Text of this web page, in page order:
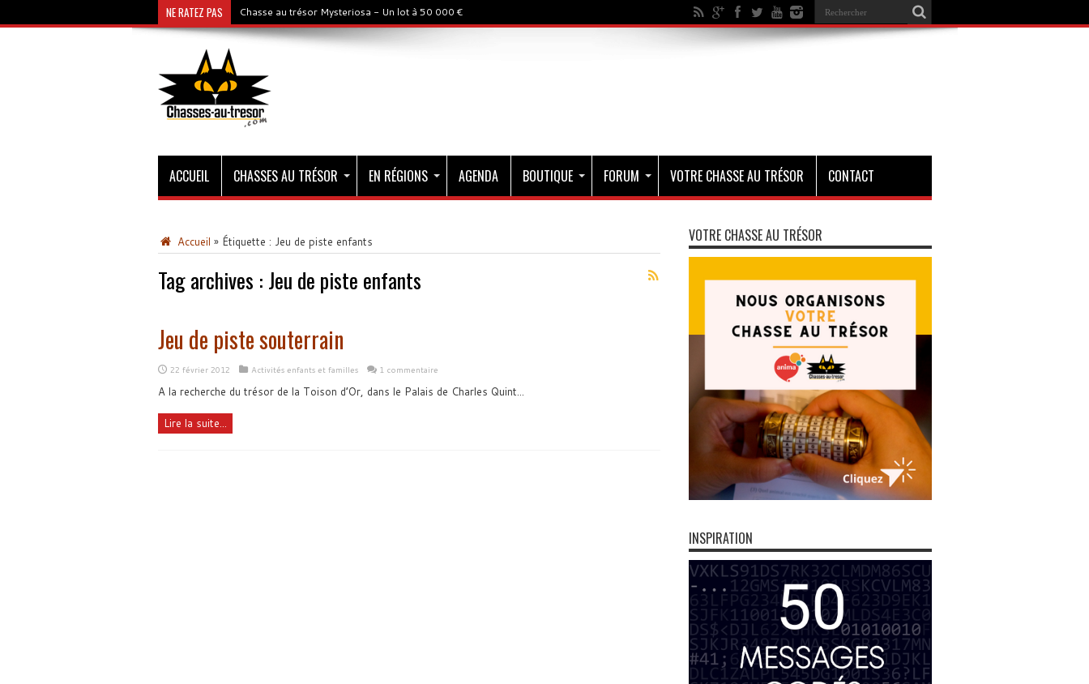
NE RATEZ PAS Chasse au trésor Mysteriosa - Un lot à 50 000 €
ACCUEIL CHASSES AU TRÉSOR EN RÉGIONS AGENDA BOUTIQUE FORUM VOTRE CHASSE AU TRÉSOR CONTACT
Accueil » Étiquette : Jeu de piste enfants
Tag archives : Jeu de piste enfants
Jeu de piste souterrain
22 février 2012 Activités enfants et familles 1 commentaire
A la recherche du trésor de la Toison d’Or, dans le Palais de Charles Quint...
Lire la suite...
VOTRE CHASSE AU TRÉSOR
INSPIRATION